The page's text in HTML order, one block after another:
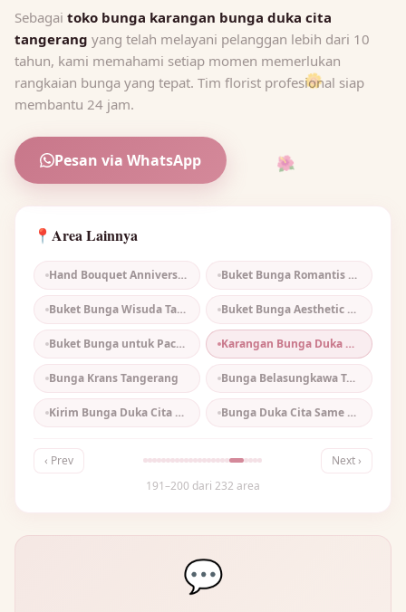
🌺
🌼
🌺
Sebagai toko bunga karangan bunga duka cita
tangerang yang telah melayani pelanggan lebih dari 10
tahun, kami memahami setiap momen memerlukan
rangkaian bunga yang tepat. Tim florist profesional siap
membantu 24 jam.
Pesan via WhatsApp
📍 Area Lainnya
Hand Bouquet Anniversary Tangerang Buket Bunga Romantis Tangerang
Buket Bunga Wisuda Tangerang Buket Bunga Aesthetic Tangerang
Buket Bunga untuk Pacar Tangerang Karangan Bunga Duka Cita Tangerang
Bunga Krans Tangerang Bunga Belasungkawa Tangerang
Kirim Bunga Duka Cita Tangerang Bunga Duka Cita Same Day Tangerang
‹ Prev
Next ›
191–200 dari 232 area
💬